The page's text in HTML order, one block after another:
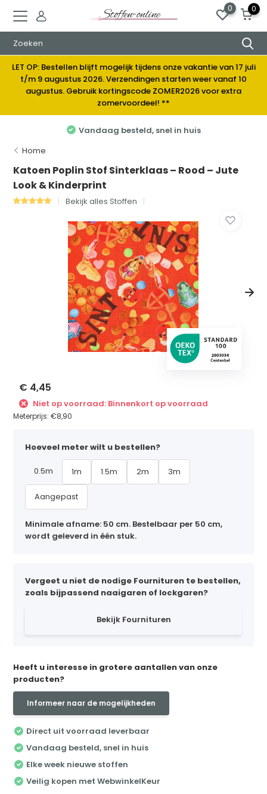
0 0
LET OP: Bestellen blijft mogelijk tijdens onze vakantie van 17 juli
t/m 9 augustus 2026. Verzendingen starten weer vanaf 10
augustus. Gebruik kortingscode ZOMER2026 voor extra
zomervoordeel! **
Vandaag besteld, snel in huis
Home
Katoen Poplin Stof Sinterklaas – Rood – Jute
Look & Kinderprint
Bekijk alles Stoffen
€ 4,45
Niet op voorraad: Binnenkort op voorraad
Meterprijs:€8,90
Hoeveel meter wilt u bestellen?
0.5m 1m 1.5m 2m 3m
Aangepast
Minimale afname: 50 cm. Bestelbaar per 50 cm,
wordt geleverd in één stuk.
Vergeet u niet de nodige Fournituren te bestellen,
zoals bijpassend naaigaren of lockgaren?
Bekijk Fournituren
Heeft u interesse in grotere aantallen van onze
producten?
Informeer naar de mogelijkheden
Direct uit voorraad leverbaar
Vandaag besteld, snel in huis
Elke week nieuwe stoffen
Veilig kopen met WebwinkelKeur